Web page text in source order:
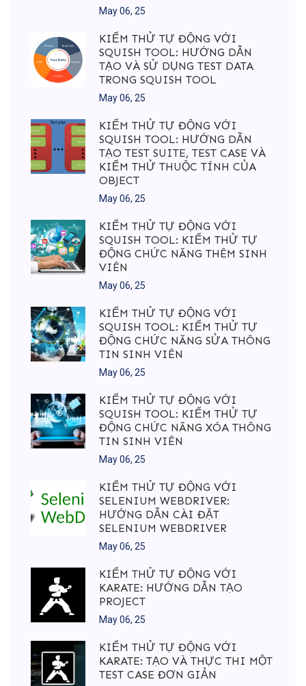
May 06, 25
KIỂM THỬ TỰ ĐỘNG VỚI
SQUISH TOOL: HƯỚNG DẪN
TẠO VÀ SỬ DỤNG TEST DATA
TRONG SQUISH TOOL
May 06, 25
KIỂM THỬ TỰ ĐỘNG VỚI
SQUISH TOOL: HƯỚNG DẪN
TẠO TEST SUITE, TEST CASE VÀ
KIỂM THỬ THUỘC TÍNH CỦA
OBJECT
May 06, 25
KIỂM THỬ TỰ ĐỘNG VỚI
SQUISH TOOL: KIỂM THỬ TỰ
ĐỘNG CHỨC NĂNG THÊM SINH
VIÊN
May 06, 25
KIỂM THỬ TỰ ĐỘNG VỚI
SQUISH TOOL: KIỂM THỬ TỰ
ĐỘNG CHỨC NĂNG SỬA THÔNG
TIN SINH VIÊN
May 06, 25
KIỂM THỬ TỰ ĐỘNG VỚI
SQUISH TOOL: KIỂM THỬ TỰ
ĐỘNG CHỨC NĂNG XÓA THÔNG
TIN SINH VIÊN
May 06, 25
KIỂM THỬ TỰ ĐỘNG VỚI
SELENIUM WEBDRIVER:
HƯỚNG DẪN CÀI ĐẶT
SELENIUM WEBDRIVER
May 06, 25
KIỂM THỬ TỰ ĐỘNG VỚI
KARATE: HƯỚNG DẪN TẠO
PROJECT
May 06, 25
KIỂM THỬ TỰ ĐỘNG VỚI
KARATE: TẠO VÀ THỰC THI MỘT
TEST CASE ĐƠN GIẢN